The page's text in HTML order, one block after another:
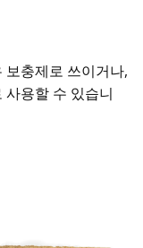
보충제로 쓰이거나,
용할 수 있습니